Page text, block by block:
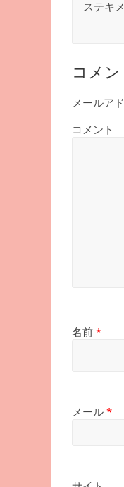
ステキ
コメ
メールア
コメント
名前 *
メール *